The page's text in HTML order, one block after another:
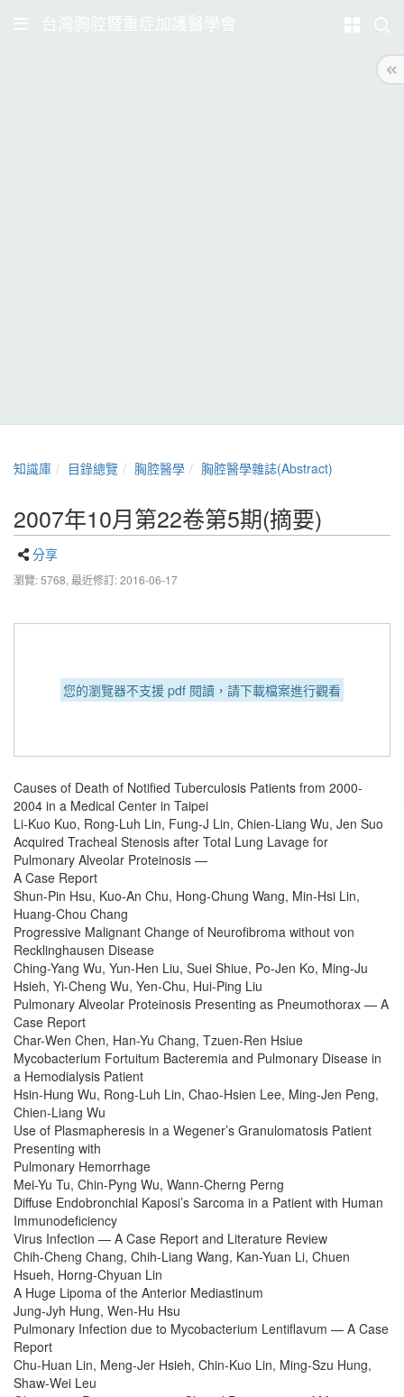
台灣胸腔暨重症加護醫學會
知識庫 目錄總覽 胸腔醫學 胸腔醫學雜誌(Abstract)
2007年10月第22卷第5期(摘要)
分享
瀏覽: 5768, 最近修訂: 2016-06-17
您的瀏覽器不支援 pdf 閱讀，請下載檔案進行觀看
Causes of Death of Notified Tuberculosis Patients from 2000-
2004 in a Medical Center in Taipei
Li-Kuo Kuo, Rong-Luh Lin, Fung-J Lin, Chien-Liang Wu, Jen Suo
Acquired Tracheal Stenosis after Total Lung Lavage for
Pulmonary Alveolar Proteinosis —
A Case Report
Shun-Pin Hsu, Kuo-An Chu, Hong-Chung Wang, Min-Hsi Lin,
Huang-Chou Chang
Progressive Malignant Change of Neurofibroma without von
Recklinghausen Disease
Ching-Yang Wu, Yun-Hen Liu, Suei Shiue, Po-Jen Ko, Ming-Ju
Hsieh, Yi-Cheng Wu, Yen-Chu, Hui-Ping Liu
Pulmonary Alveolar Proteinosis Presenting as Pneumothorax — A
Case Report
Char-Wen Chen, Han-Yu Chang, Tzuen-Ren Hsiue
Mycobacterium Fortuitum Bacteremia and Pulmonary Disease in
a Hemodialysis Patient
Hsin-Hung Wu, Rong-Luh Lin, Chao-Hsien Lee, Ming-Jen Peng,
Chien-Liang Wu
Use of Plasmapheresis in a Wegener’s Granulomatosis Patient
Presenting with
Pulmonary Hemorrhage
Mei-Yu Tu, Chin-Pyng Wu, Wann-Cherng Perng
Diffuse Endobronchial Kaposi’s Sarcoma in a Patient with Human
Immunodeficiency
Virus Infection — A Case Report and Literature Review
Chih-Cheng Chang, Chih-Liang Wang, Kan-Yuan Li, Chuen
Hsueh, Horng-Chyuan Lin
A Huge Lipoma of the Anterior Mediastinum
Jung-Jyh Hung, Wen-Hu Hsu
Pulmonary Infection due to Mycobacterium Lentiflavum — A Case
Report
Chu-Huan Lin, Meng-Jer Hsieh, Chin-Kuo Lin, Ming-Szu Hung,
Shaw-Wei Leu